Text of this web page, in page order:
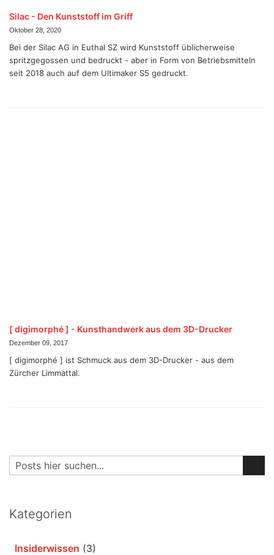
Silac - Den Kunststoff im Griff
Oktober 28, 2020
Bei der Silac AG in Euthal SZ wird Kunststoff üblicherweise
spritzgegossen und bedruckt - aber in Form von Betriebsmitteln
seit 2018 auch auf dem Ultimaker S5 gedruckt.
[ digimorphé ] - Kunsthandwerk aus dem 3D-Drucker
Dezember 09, 2017
[ digimorphé ] ist Schmuck aus dem 3D-Drucker - aus dem
Zürcher Limmattal.
Suche
Kategorien
Insiderwissen (3)